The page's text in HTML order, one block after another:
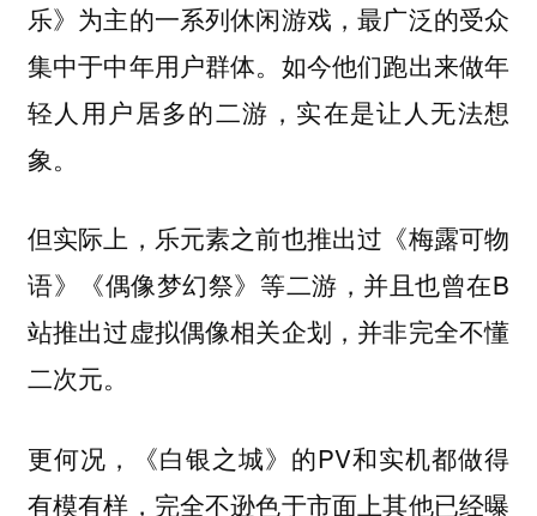
乐》为主的一系列休闲游戏，最广泛的受众
集中于中年用户群体。如今他们跑出来做年
轻人用户居多的二游，实在是让人无法想
象。
但实际上，乐元素之前也推出过《梅露可物
语》《偶像梦幻祭》等二游，并且也曾在B
站推出过虚拟偶像相关企划，并非完全不懂
二次元。
更何况，《白银之城》的PV和实机都做得
有模有样，完全不逊色于市面上其他已经曝